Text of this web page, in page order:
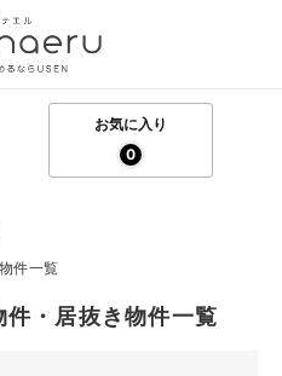
お気に入り
0
件一覧
・居抜き物件一覧